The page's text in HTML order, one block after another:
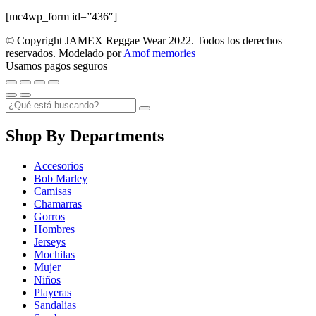
[mc4wp_form id=”436″]
© Copyright JAMEX Reggae Wear 2022. Todos los derechos
reservados. Modelado porAmof memories
Usamos pagos seguros
Shop By Departments
Accesorios
Bob Marley
Camisas
Chamarras
Gorros
Hombres
Jerseys
Mochilas
Mujer
Niños
Playeras
Sandalias